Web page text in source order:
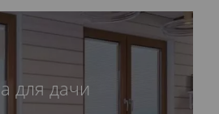
для дачи